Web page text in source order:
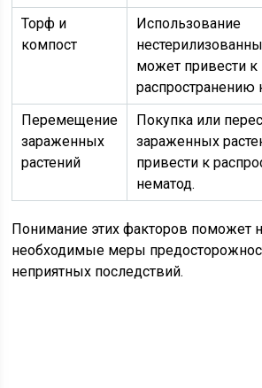
Торф и
компост
Использование
может привести к
распространению
Перемещение
зараженных
растений
Покупка или
зараженных
привести к
нематод.
Понимание этих факторов поможет
необходимые меры
неприятных последствий.